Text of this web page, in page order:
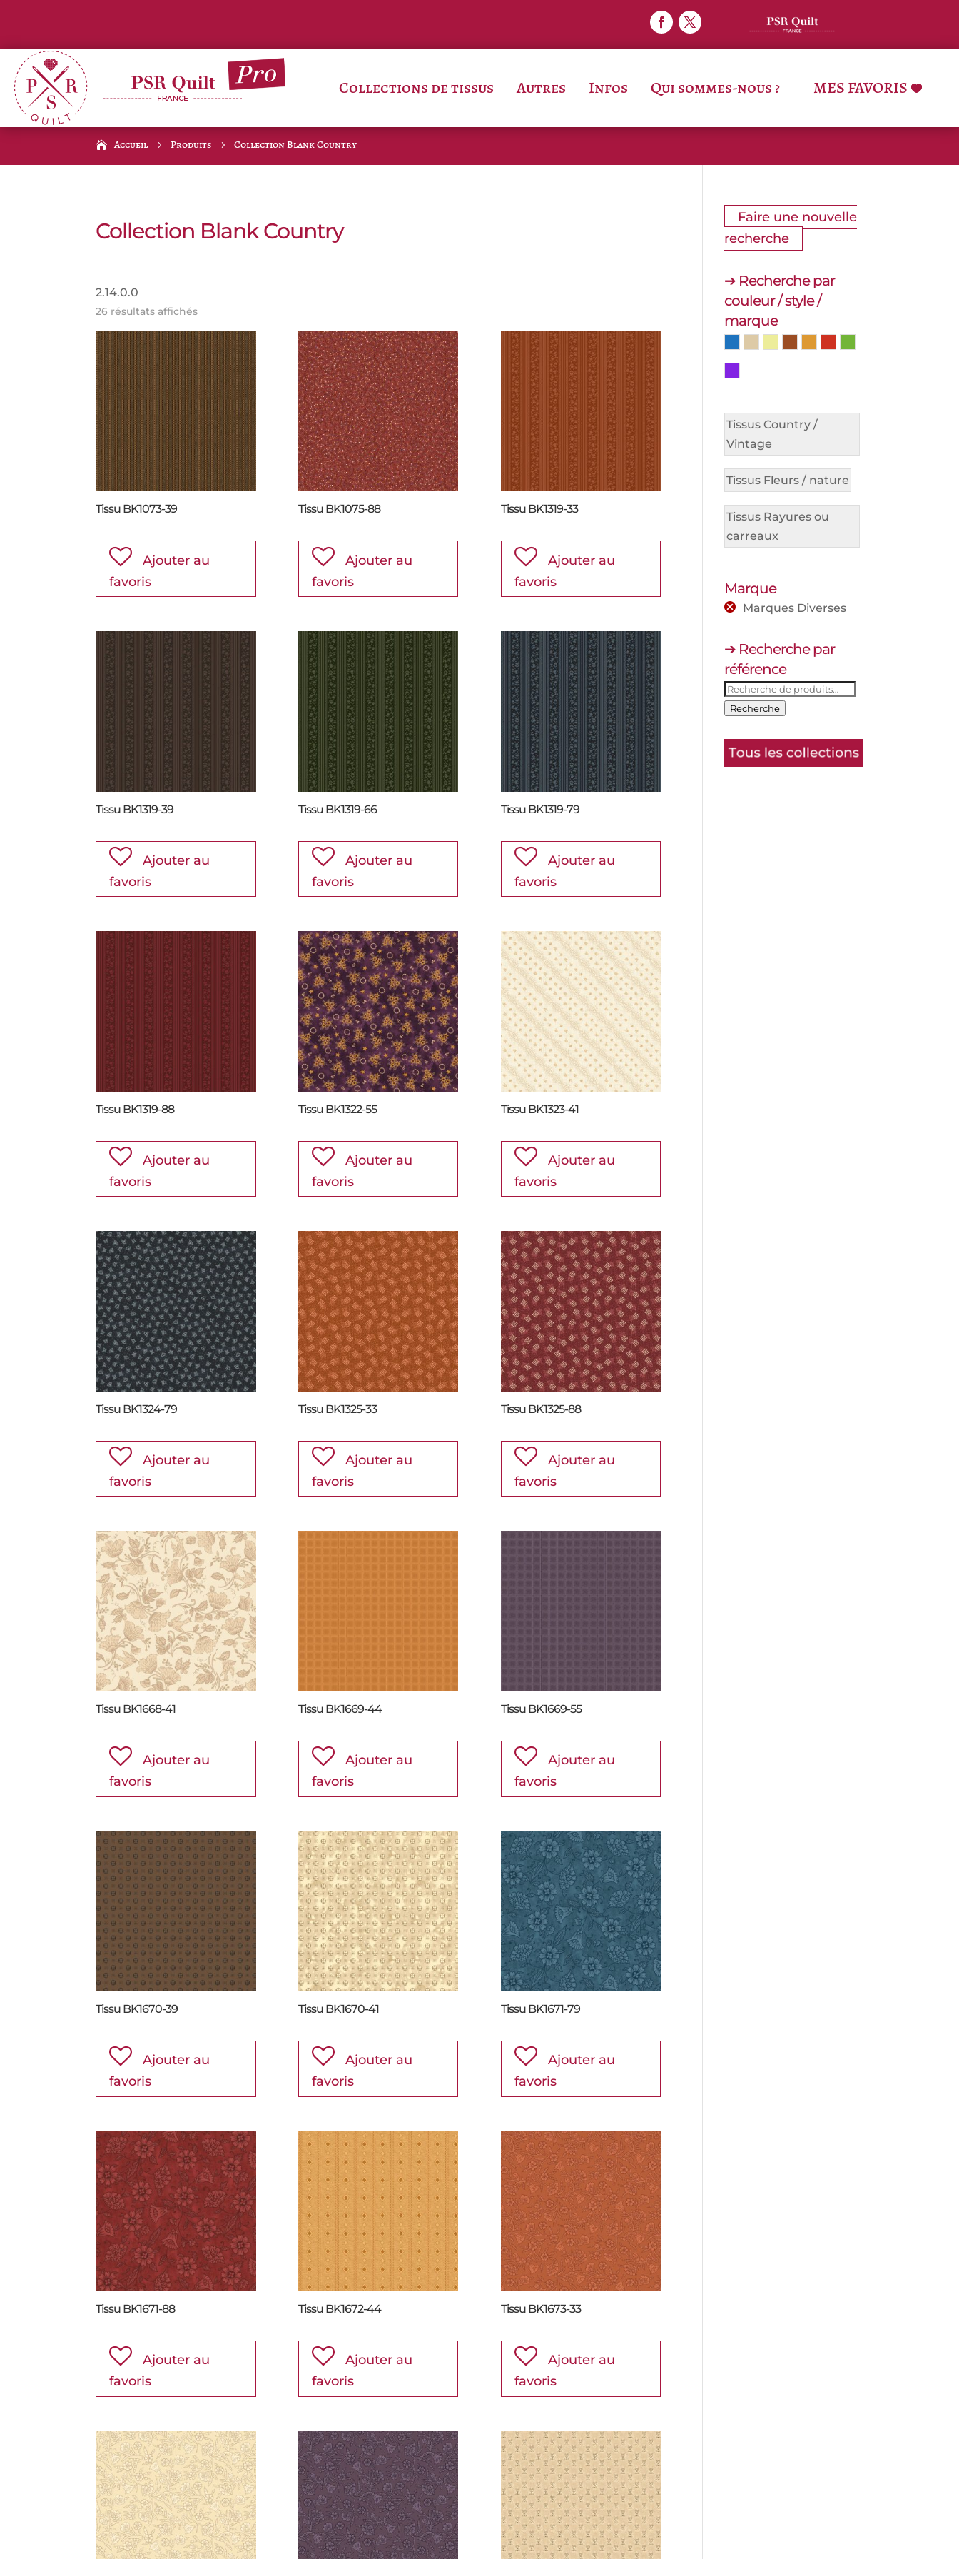
Collections de tissus Autres Infos Qui sommes-nous ? MES FAVORIS
Accueil 5 Produits 5 Collection Blank Country
Collection Blank Country
2.14.0.0
26 résultats affichés
Tissu BK1073-39
Ajouter au
favoris
Tissu BK1075-88
Ajouter au
favoris
Tissu BK1319-33
Ajouter au
favoris
Tissu BK1319-39
Ajouter au
favoris
Tissu BK1319-66
Ajouter au
favoris
Tissu BK1319-79
Ajouter au
favoris
Tissu BK1319-88
Ajouter au
favoris
Tissu BK1322-55
Ajouter au
favoris
Tissu BK1323-41
Ajouter au
favoris
Tissu BK1324-79
Ajouter au
favoris
Tissu BK1325-33
Ajouter au
favoris
Tissu BK1325-88
Ajouter au
favoris
Tissu BK1668-41
Ajouter au
favoris
Tissu BK1669-44
Ajouter au
favoris
Tissu BK1669-55
Ajouter au
favoris
Tissu BK1670-39
Ajouter au
favoris
Tissu BK1670-41
Ajouter au
favoris
Tissu BK1671-79
Ajouter au
favoris
Tissu BK1671-88
Ajouter au
favoris
Tissu BK1672-44
Ajouter au
favoris
Tissu BK1673-33
Ajouter au
favoris
Faire une nouvelle
recherche
➔ Recherche par
couleur / style /
marque
Tissus Country /
Vintage
Tissus Fleurs / nature
Tissus Rayures ou
carreaux
Marque
Marques Diverses
➔ Recherche par
référence
Recherche
pour :
Recherche